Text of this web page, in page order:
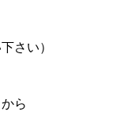
さい）
ら